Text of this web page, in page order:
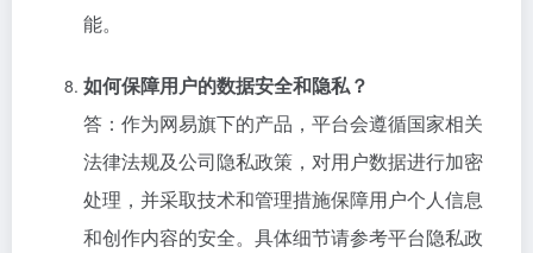
能。
如何保障用户的数据安全和隐私？
答：作为网易旗下的产品，平台会遵循国家相关
法律法规及公司隐私政策，对用户数据进行加密
处理，并采取技术和管理措施保障用户个人信息
和创作内容的安全。具体细节请参考平台隐私政